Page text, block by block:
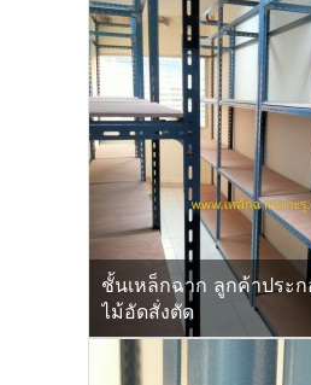
ชั้นเหล็กฉาก ลูกค้าประก
ไม้อัดสั่งตัด